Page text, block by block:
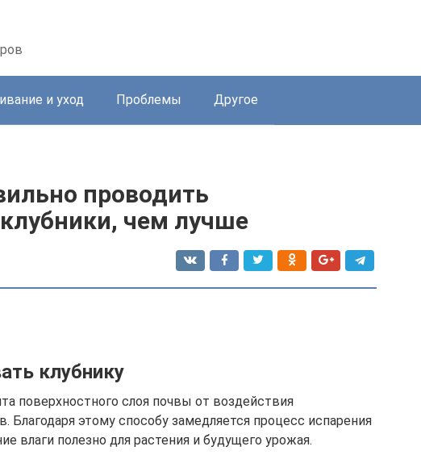
и уход Проблемы Другое
проводить
чем лучше
клубнику
поверхностного слоя почвы от воздействия
Благодаря этому способу замедляется процесс испарения
влаги полезно для растения и будущего урожая.